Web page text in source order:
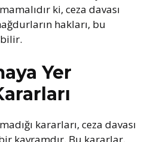
ki, ceza davası
hakları, bu
Yer
kararları, ceza davası
kavramdır. Bu kararlar,